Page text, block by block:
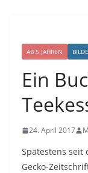
AB 5 JAHREN
Ein
24. April 2017
Spätestens seit
Gecko-